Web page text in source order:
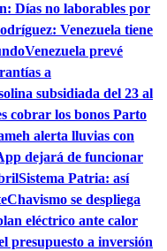
Días no laborables por
Venezuela tiene
Venezuela prevé
a
subsidiada del 23 al
cobrar los bonos Parto
alerta lluvias con
dejará de funcionar
Sistema Patria: así
Chavismo se despliega
eléctrico ante calor
presupuesto a inversión